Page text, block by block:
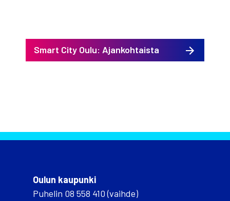
Smart City Oulu: Ajankohtaista
Oulun kaupunki
Puhelin 08 558 410 (vaihde)